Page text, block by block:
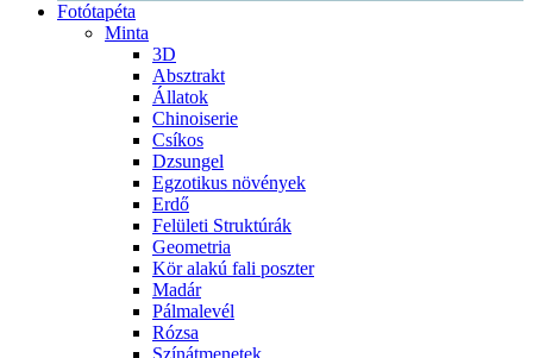
Fotótapéta
Minta
3D
Absztrakt
Állatok
Chinoiserie
Csíkos
Dzsungel
Egzotikus növények
Erdő
Felületi Struktúrák
Geometria
Kör alakú fali poszter
Madár
Pálmalevél
Rózsa
Színátmenetek